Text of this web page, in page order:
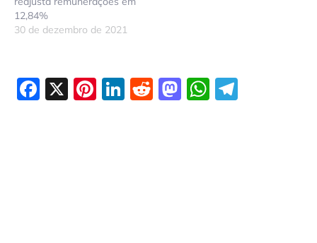
12,84%
30 de dezembro de 2021
Facebook
X Pinterest
LinkedIn
Reddit
Mastodon